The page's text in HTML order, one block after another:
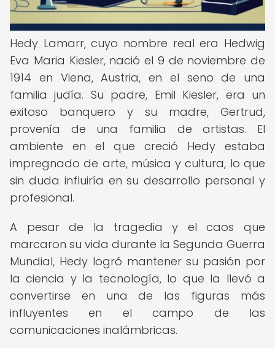
Hedy Lamarr, cuyo nombre real era Hedwig
Eva Maria Kiesler, nació el 9 de noviembre de
1914 en Viena, Austria, en el seno de una
familia judía. Su padre, Emil Kiesler, era un
exitoso banquero y su madre, Gertrud,
provenía de una familia de artistas. El
ambiente en el que creció Hedy estaba
impregnado de arte, música y cultura, lo que
sin duda influiría en su desarrollo personal y
profesional.
A pesar de la tragedia y el caos que
marcaron su vida durante la Segunda Guerra
Mundial, Hedy logró mantener su pasión por
la ciencia y la tecnología, lo que la llevó a
convertirse en una de las figuras más
influyentes en el campo de las
comunicaciones inalámbricas.